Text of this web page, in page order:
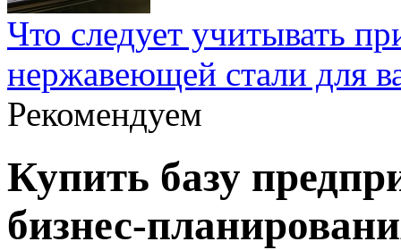
Что следует учитывать
нержавеющей стали для
Рекомендуем
Купить базу
бизнес-